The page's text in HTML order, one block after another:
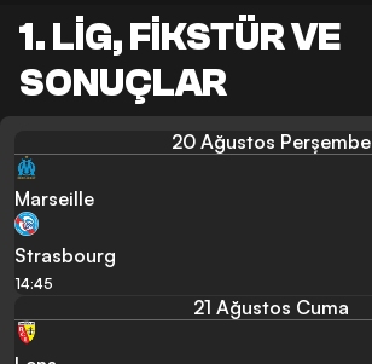
1. LIG, FIKSTÜR VE
SONUÇLAR
20 Ağustos Perşembe
Marseille
Strasbourg
14:45
21 Ağustos Cuma